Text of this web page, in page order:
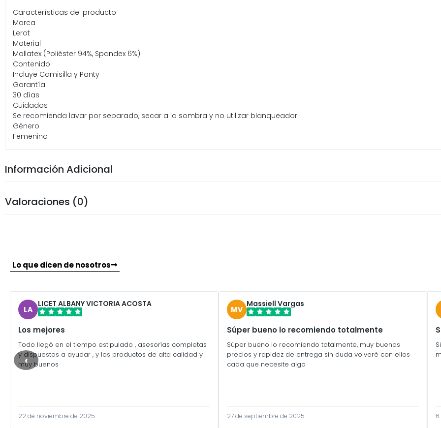
Características del producto
Marca
Lerot
Material
Mallatex (Poliéster 94%, Spandex 6%)
Contenido
Incluye Camisilla y Panty
Garantía
30 días
Cuidados
Se recomienda lavar por separado, secar a la sombra y no utilizar blanqueador.
Género
Femenino
Información Adicional
Valoraciones (0)
Lo que dicen de nosotros
LA
LICET ALBANY VICTORIA ACOSTA
Los mejores
Todo llegó en el tiempo estipulado , asesorías completas
y dispuestos a ayudar , y los productos de alta calidad y
muy buenos
22 de noviembre de 2025
MV
Massiell Vargas
Súper bueno lo recomiendo totalmente
Súper bueno lo recomiendo totalmente, muy buenos
precios y rapidez de entrega sin duda volveré con ellos
cada que necesite algo
27 de septiembre de 2025
‹